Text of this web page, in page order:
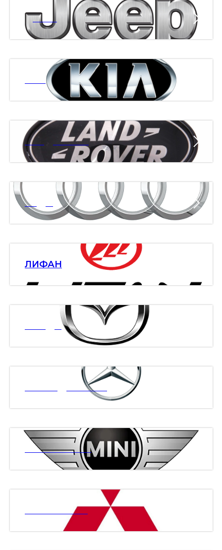
ДЖИП
ЛЭНД РОВЕР
АУДИ
ЛИФАН
МЕРСЕДЕС БЕНЗ
МИНИ КУПЕР
МИТСУБИСИ